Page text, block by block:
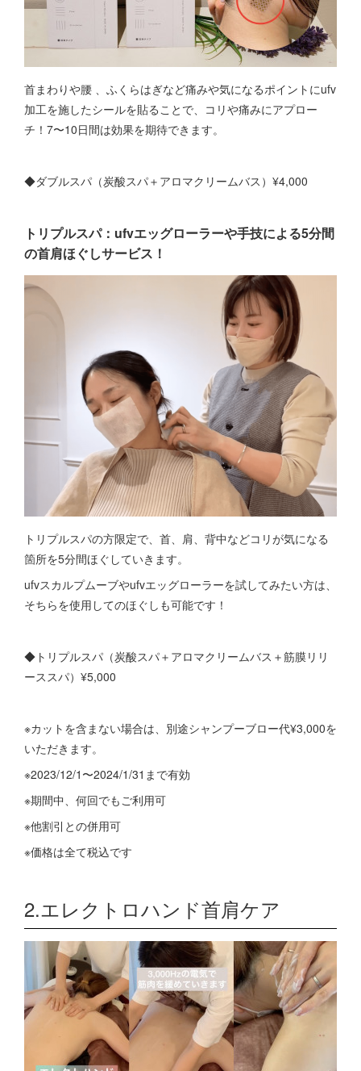
首まわりや腰 、ふくらはぎなど痛みや気になるポイントにufv
加工を施したシールを貼ることで、コリや痛みにアプロー
チ！7〜10日間は効果を期待できます。
◆ダブルスパ（炭酸スパ＋アロマクリームバス）¥4,000
トリプルスパ：ufvエッグローラーや手技による5分間
の首肩ほぐしサービス！
トリプルスパの方限定で、首、肩、背中などコリが気になる
箇所を5分間ほぐしていきます。
ufvスカルプムーブやufvエッグローラーを試してみたい方は、
そちらを使用してのほぐしも可能です！
◆トリプルスパ（炭酸スパ＋アロマクリームバス＋筋膜リリ
ーススパ）¥5,000
※カットを含まない場合は、別途シャンプーブロー代¥3,000を
いただきます。
※2023/12/1〜2024/1/31まで有効
※期間中、何回でもご利用可
※他割引との併用可
※価格は全て税込です
2.エレクトロハンド首肩ケア